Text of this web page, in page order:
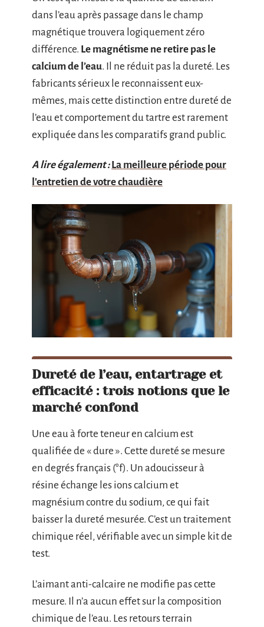
dans l’eau après passage dans le champ
magnétique trouvera logiquement zéro
différence. Le magnétisme ne retire pas le
calcium de l’eau. Il ne réduit pas la dureté. Les
fabricants sérieux le reconnaissent eux-
mêmes, mais cette distinction entre dureté de
l’eau et comportement du tartre est rarement
expliquée dans les comparatifs grand public.
A lire également : La meilleure période pour
l'entretien de votre chaudière
Dureté de l’eau, entartrage et
efficacité : trois notions que le
marché confond
Une eau à forte teneur en calcium est
qualifiée de « dure ». Cette dureté se mesure
en degrés français (°f). Un adoucisseur à
résine échange les ions calcium et
magnésium contre du sodium, ce qui fait
baisser la dureté mesurée. C’est un traitement
chimique réel, vérifiable avec un simple kit de
test.
L’aimant anti-calcaire ne modifie pas cette
mesure. Il n’a aucun effet sur la composition
chimique de l’eau. Les retours terrain